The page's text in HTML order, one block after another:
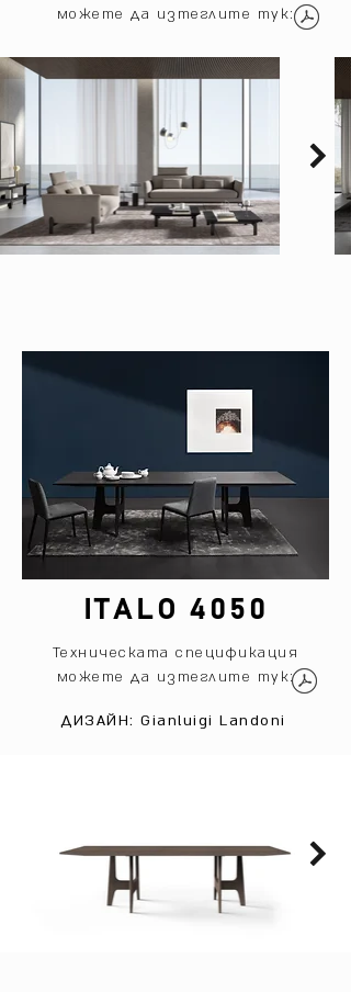
можете да изтеглите тук:
ITALO 4050
Техническата спецификация
можете да изтеглите тук:
ДИЗАЙН: Gianluigi Landoni